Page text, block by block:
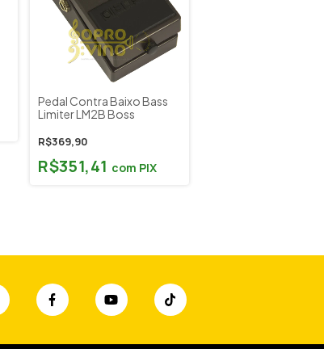
Pedal Contra Baixo Bass
Limiter LM2B Boss
R$369,90
R$351,41 com PIX